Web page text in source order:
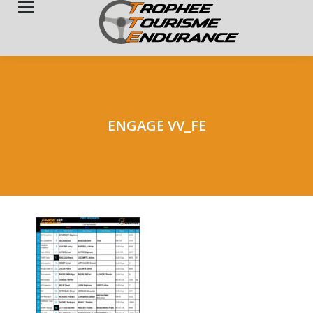
ENGAGE VV_FE